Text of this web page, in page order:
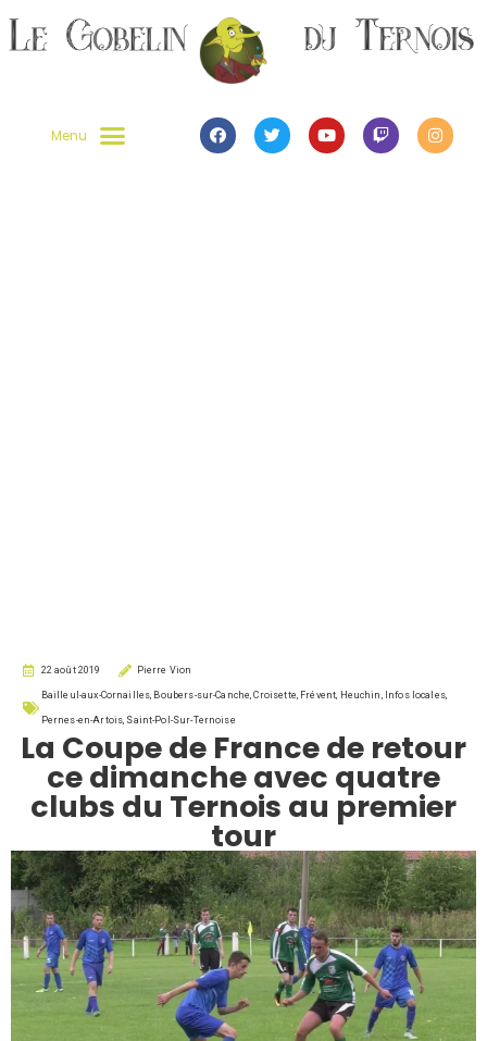
La Coupe de France de retour
ce dimanche avec quatre
clubs du Ternois au premier
tour
22 août 2019 Pierre Vion
Bailleul-aux-Cornailles, Boubers-sur-Canche,Croisette, Frévent, Heuchin , Infos locales,
Pernes-en-Artois, Saint-Pol-Sur-Ternoise